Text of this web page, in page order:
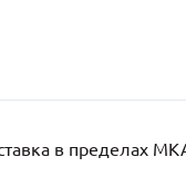
в пределах